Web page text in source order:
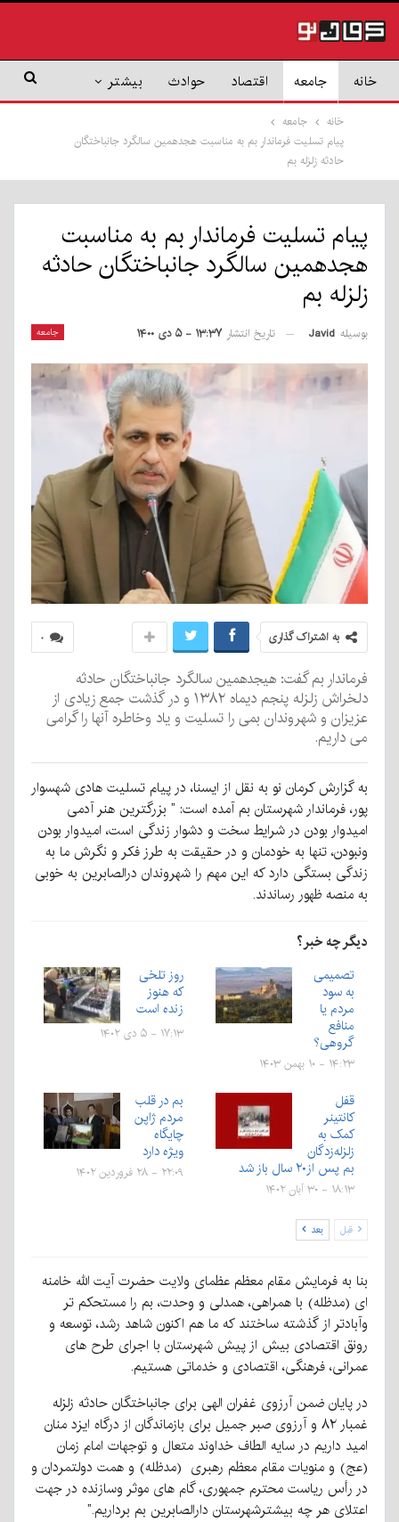
خانه جامعه اقتصاد حوادث بیشتر
خانه
جامعه
پیام تسلیت فرماندار بم به مناسبت هجدهمین سالگرد جانباختگان
حادثه زلزله بم
پیام تسلیت فرماندار بم به مناسبت
هجدهمین سالگرد جانباختگان حادثه
زلزله بم
جامعه بوسیله Javid تاریخ انتشار ۱۳:۳۷ - ۵ دی ۱۴۰۰
۰ به اشتراک گذاری
فرماندار بم گفت: هیجدهمین سالگرد جانباختگان حادثه
دلخراش زلزله پنجم دیماه ۱۳۸۲ و در گذشت جمع زیادی از
عزیزان و شهروندان بمی را تسلیت و یاد وخاطره آنها را گرامی
می داریم.
به گزارش کرمان نو به نقل از ایسنا، در پیام تسلیت هادی شهسوار
پور، فرماندار شهرستان بم آمده است: ” بزرگترین هنر آدمی
امیدوار بودن در شرایط سخت و دشوار زندگی است، امیدوار بودن
ونبودن، تنها به خودمان و در حقیقت به طرز فکر و نگرش ما به
زندگی بستگی دارد که این مهم را شهروندان درالصابرین به خوبی
به منصه ظهور رساندند.
دیگر چه خبر؟
تصمیمی
به سود
مردم یا
منافع
گروهی؟
۱۴:۲۳ - ۱۰ بهمن ۱۴۰۳
روز تلخی
که هنوز
زنده است
۱۷:۱۳ - ۵ دی ۱۴۰۲
قفل
کانتینر
کمک به
زلزله‌زدگان
بم پس از۲۰ سال باز شد
۱۸:۱۳ - ۳۰ آبان ۱۴۰۲
بم در قلب
مردم ژاپن
چایگاه
ویژه دارد
۲۲:۰۹ - ۲۸ فروردین ۱۴۰۲
قبل بعد
بنا به فرمایش مقام معظم عظمای ولایت حضرت آیت الله خامنه
ای (مدظله) با همراهی، همدلی و وحدت، بم را مستحکم تر
وآبادتر از گذشته ساختند که ما هم اکنون شاهد رشد، توسعه و
رونق اقتصادی بیش از پیش شهرستان با اجرای طرح های
عمرانی، فرهنگی، اقتصادی و خدماتی هستیم.
در پایان ضمن آرزوی غفران الهی برای جانباختگان حادثه زلزله
غمبار ۸۲ و آرزوی صبر جمیل برای بازماندگان از درگاه ایزد منان
امید داریم در سایه الطاف خداوند متعال و توجهات امام زمان
(عج) و منویات مقام معظم رهبری (مدظله) و همت دولتمردان و
در رأس ریاست محترم جمهوری، گام های موثر وسازنده در جهت
اعتلای هر چه بیشترشهرستان دارالصابرین بم برداریم.”